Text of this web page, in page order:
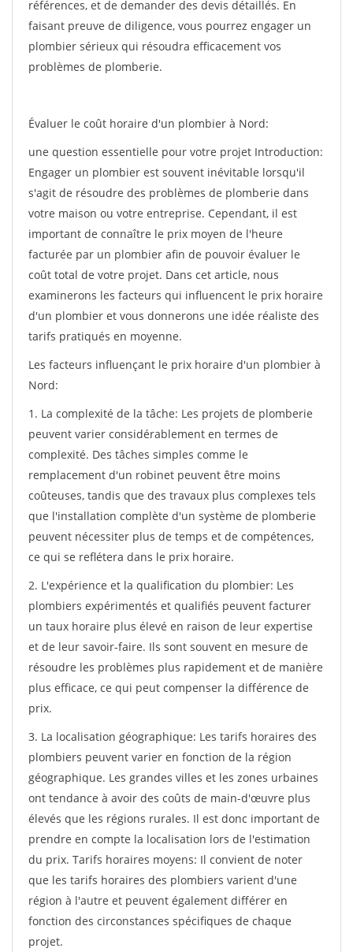
références, et de demander des devis détaillés. En
faisant preuve de diligence, vous pourrez engager un
plombier sérieux qui résoudra efficacement vos
problèmes de plomberie.
Évaluer le coût horaire d'un plombier à Nord:
une question essentielle pour votre projet Introduction:
Engager un plombier est souvent inévitable lorsqu'il
s'agit de résoudre des problèmes de plomberie dans
votre maison ou votre entreprise. Cependant, il est
important de connaître le prix moyen de l'heure
facturée par un plombier afin de pouvoir évaluer le
coût total de votre projet. Dans cet article, nous
examinerons les facteurs qui influencent le prix horaire
d'un plombier et vous donnerons une idée réaliste des
tarifs pratiqués en moyenne.
Les facteurs influençant le prix horaire d'un plombier à
Nord:
1. La complexité de la tâche: Les projets de plomberie
peuvent varier considérablement en termes de
complexité. Des tâches simples comme le
remplacement d'un robinet peuvent être moins
coûteuses, tandis que des travaux plus complexes tels
que l'installation complète d'un système de plomberie
peuvent nécessiter plus de temps et de compétences,
ce qui se reflétera dans le prix horaire.
2. L'expérience et la qualification du plombier: Les
plombiers expérimentés et qualifiés peuvent facturer
un taux horaire plus élevé en raison de leur expertise
et de leur savoir-faire. Ils sont souvent en mesure de
résoudre les problèmes plus rapidement et de manière
plus efficace, ce qui peut compenser la différence de
prix.
3. La localisation géographique: Les tarifs horaires des
plombiers peuvent varier en fonction de la région
géographique. Les grandes villes et les zones urbaines
ont tendance à avoir des coûts de main-d'œuvre plus
élevés que les régions rurales. Il est donc important de
prendre en compte la localisation lors de l'estimation
du prix. Tarifs horaires moyens: Il convient de noter
que les tarifs horaires des plombiers varient d'une
région à l'autre et peuvent également différer en
fonction des circonstances spécifiques de chaque
projet.